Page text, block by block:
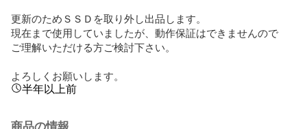
更新のためＳＳＤを取り外し出品します。
現在まで使用していましたが、動作保証はできませんので
ご理解いただける方ご検討下さい。
よろしくお願いします。
半年以上前
商品の情報